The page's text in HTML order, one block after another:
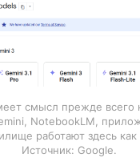
смысл прежде всего
NotebookLM,
работают здесь
Источник: Google.